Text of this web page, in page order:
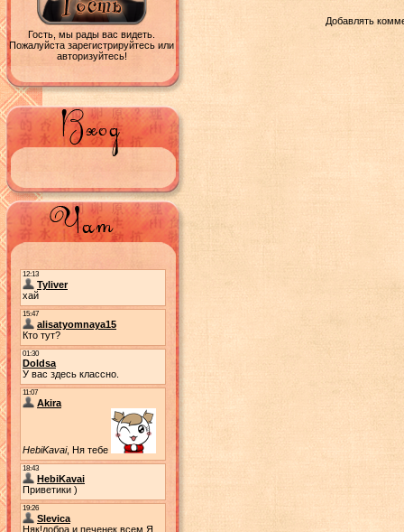
Гость, мы рады вас видеть.
Пожалуйста зарегистрируйтесь или
авторизуйтесь!
Добавлять